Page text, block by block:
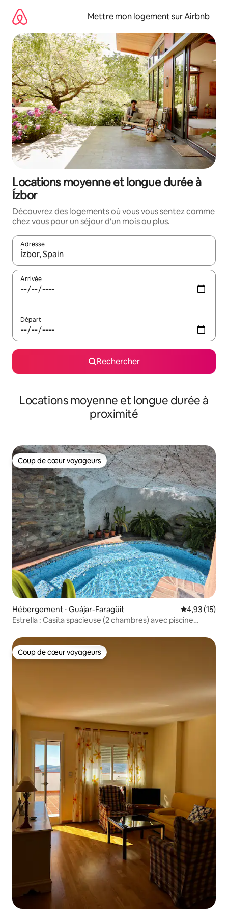
directement
contenu
Mettre mon logement sur Airbnb
Locations moyenne et longue durée à
Ízbor
Découvrez des logements où vous vous sentez comme
chez vous pour un séjour d'un mois ou plus.
Adresse
Lorsque les résultats s'affichent, utilisez les flèches vers le
Arrivée
Départ
Rechercher
Locations moyenne et longue durée à
proximité
Coup de cœur voyageurs
Coup de cœur voyageurs
Hébergement ⋅ Guájar-Faragüit Évaluation
4,93 (15)
Estrella : Casita spacieuse (2 chambres) avec piscine
Coup de cœur voyageurs
Coup de cœur voyageurs